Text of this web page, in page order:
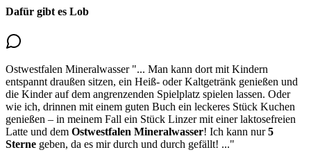
Dafür gibt es Lob
Ostwestfalen Mineralwasser "... Man kann dort mit Kindern
entspannt draußen sitzen, ein Heiß- oder Kaltgetränk genießen und
die Kinder auf dem angrenzenden Spielplatz spielen lassen. Oder
wie ich, drinnen mit einem guten Buch ein leckeres Stück Kuchen
genießen – in meinem Fall ein Stück Linzer mit einer laktosefreien
Latte und dem Ostwestfalen Mineralwasser! Ich kann nur5
Sterne geben, da es mir durch und durch gefällt! ..."